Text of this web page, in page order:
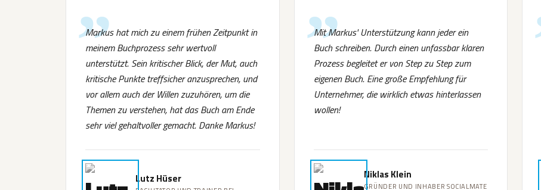
Markus hat mich zu einem frühen Zeitpunkt in
meinem Buchprozess sehr wertvoll
unterstützt. Sein kritischer Blick, der Mut, auch
kritische Punkte treffsicher anzusprechen, und
vor allem auch der Willen zuzuhören, um die
Themen zu verstehen, hat das Buch am Ende
sehr viel gehaltvoller gemacht. Danke Markus!
Lutz Hüser
Mit Markus' Unterstützung kann jeder ein
Buch schreiben. Durch einen unfassbar klaren
Prozess begleitet er von Step zu Step zum
eigenen Buch. Eine große Empfehlung für
Unternehmer, die wirklich etwas hinterlassen
wollen!
Niklas Klein
GRÜNDER UND INHABER SOCIALMATE